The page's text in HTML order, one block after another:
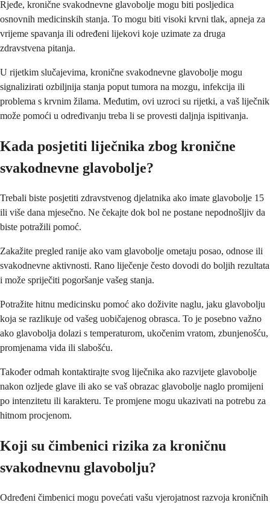
Rjeđe, kronične svakodnevne glavobolje mogu biti posljedica
osnovnih medicinskih stanja. To mogu biti visoki krvni tlak, apneja za
vrijeme spavanja ili određeni lijekovi koje uzimate za druga
zdravstvena pitanja.
U rijetkim slučajevima, kronične svakodnevne glavobolje mogu
signalizirati ozbiljnija stanja poput tumora na mozgu, infekcija ili
problema s krvnim žilama. Međutim, ovi uzroci su rijetki, a vaš liječnik
može pomoći u određivanju treba li se provesti daljnja ispitivanja.
Kada posjetiti liječnika zbog kronične
svakodnevne glavobolje?
Trebali biste posjetiti zdravstvenog djelatnika ako imate glavobolje 15
ili više dana mjesečno. Ne čekajte dok bol ne postane nepodnošljiv da
biste potražili pomoć.
Zakažite pregled ranije ako vam glavobolje ometaju posao, odnose ili
svakodnevne aktivnosti. Rano liječenje često dovodi do boljih rezultata
i može spriječiti pogoršanje vašeg stanja.
Potražite hitnu medicinsku pomoć ako doživite naglu, jaku glavobolju
koja se razlikuje od vašeg uobičajenog obrasca. To je posebno važno
ako glavobolja dolazi s temperaturom, ukočenim vratom, zbunjenošću,
promjenama vida ili slabošću.
Također odmah kontaktirajte svog liječnika ako razvijete glavobolje
nakon ozljede glave ili ako se vaš obrazac glavobolje naglo promijeni
po intenzitetu ili karakteru. Te promjene mogu ukazivati na potrebu za
hitnom procjenom.
Koji su čimbenici rizika za kroničnu
svakodnevnu glavobolju?
Određeni čimbenici mogu povećati vašu vjerojatnost razvoja kroničnih